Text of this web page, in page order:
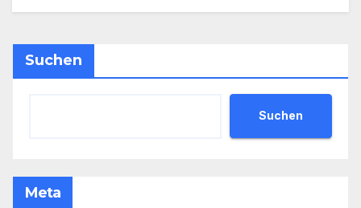
Suchen
Suchen
Meta